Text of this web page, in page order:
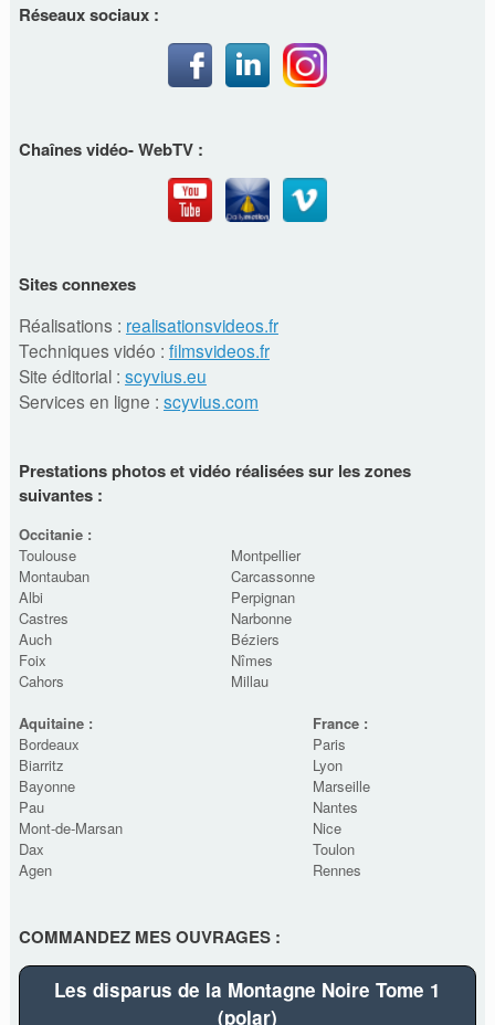
Réseaux sociaux :
Chaînes vidéo- WebTV :
Sites connexes
Réalisations : realisationsvideos.fr
Techniques vidéo : filmsvideos.fr
Site éditorial : scyvius.eu
Services en ligne : scyvius.com
Prestations photos et vidéo réalisées sur les zones
suivantes :
Occitanie :
Toulouse
Montauban
Albi
Castres
Auch
Foix
Cahors
Montpellier
Carcassonne
Perpignan
Narbonne
Béziers
Nîmes
Millau
Aquitaine :
Bordeaux
Biarritz
Bayonne
Pau
Mont-de-Marsan
Dax
Agen
France :
Paris
Lyon
Marseille
Nantes
Nice
Toulon
Rennes
COMMANDEZ MES OUVRAGES :
Les disparus de la Montagne Noire Tome 1
(polar)